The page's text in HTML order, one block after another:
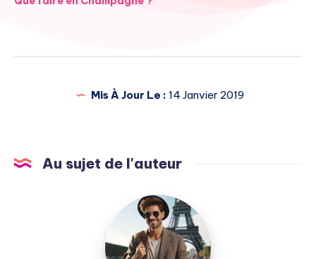
Mis À Jour Le : 14 Janvier 2019
Au sujet de l'auteur
Julien